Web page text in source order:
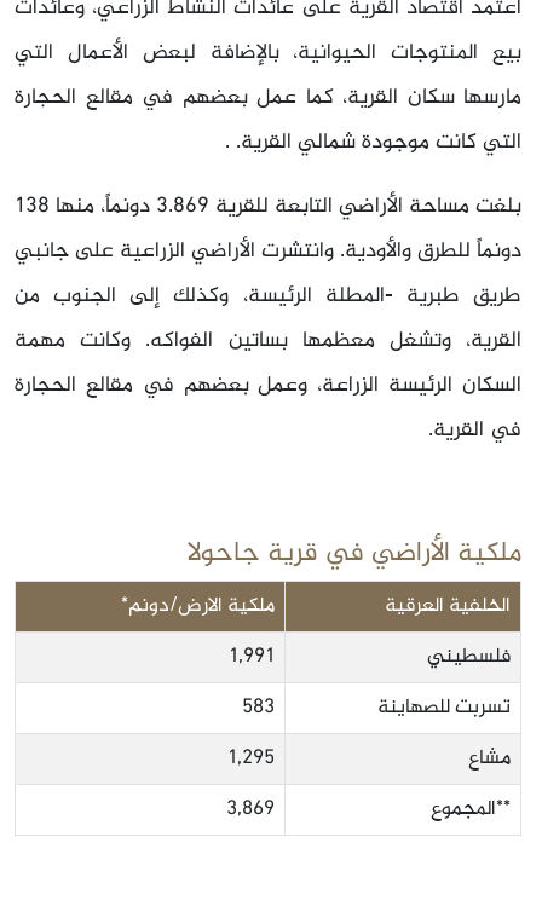
اعتمد اقتصاد القرية على عائدات النشاط الزراعي، وعائدات
بيع المنتوجات الحيوانية، بالإضافة لبعض الأعمال التي
مارسها سكان القرية، كما عمل بعضهم في مقالع الحجارة
التي كانت موجودة شمالي القرية. .
بلغت مساحة الأراضي التابعة للقرية 3.869 دونماً، منها 138
دونماً للطرق والأودية. وانتشرت الأراضي الزراعية على جانبي
طريق طبرية -المطلة الرئيسة، وكذلك إلى الجنوب من
القرية، وتشغل معظمها بساتين الفواكه. وكانت مهمة
السكان الرئيسة الزراعة، وعمل بعضهم في مقالع الحجارة
في القرية.
ملكية الأراضي في قرية جاحولا
الخلفية العرقية
ملكية الارض/دونم*
فلسطيني
1,991
تسربت للصهاينة
583
مشاع
1,295
**المجموع
3,869